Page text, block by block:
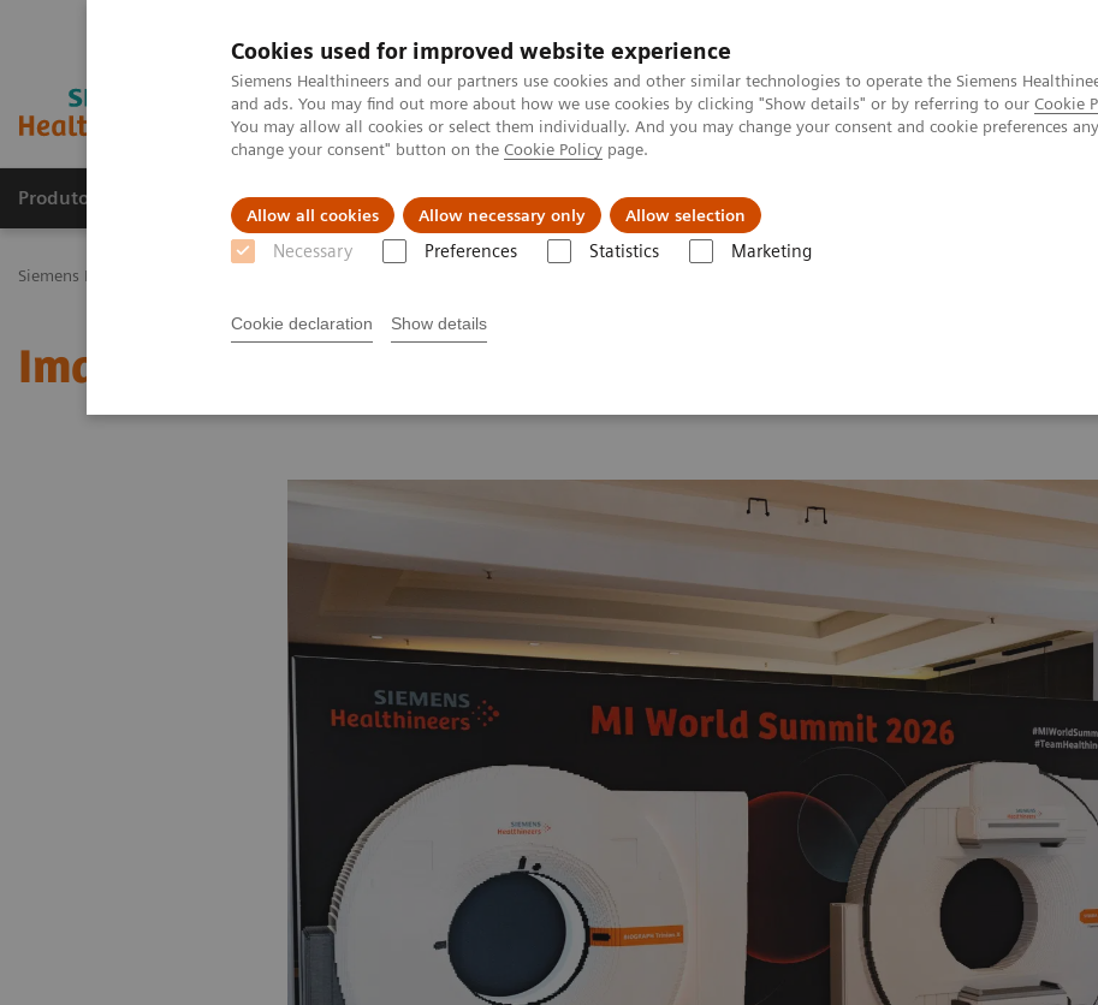
Cookies used for improved website experience
Siemens Healthineers and our partners use cookies and other similar technologies to operate the Siemens
and ads. You may find out more about how we use cookies by clicking "Show details" or by referring to our Cookie
You may allow all cookies or select them individually. And you may change your consent and cookie preferences
change your consent" button on the Cookie Policy page.
Allow all cookies Allow necessary only Allow selection
Necessary Preferences Statistics Marketing
Cookie declaration Show details
Produtos e serviços Especialidades Clínicas e Patologias Serviços de pós-venda
Siemens Healthineers Brasil
Image 76